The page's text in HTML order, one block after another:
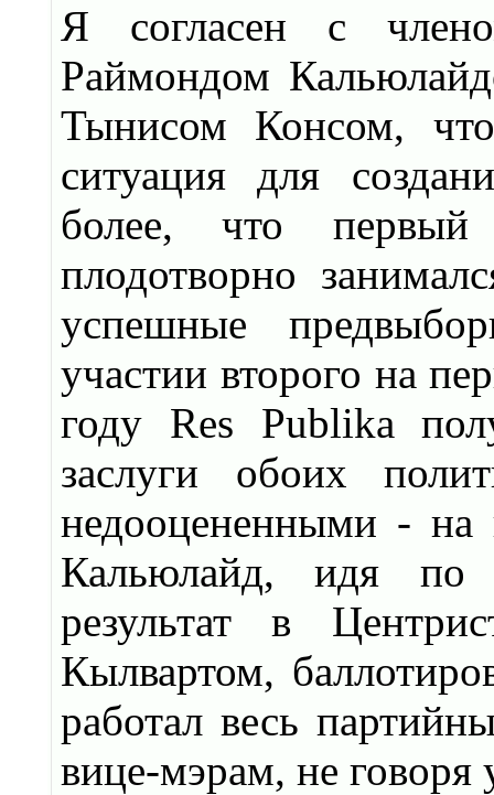
Я согласен с
Раймондом
Тынисом Консом,
ситуация для
более, что первый
плодотворно
успешные
участии второго на
году Res Publika
заслуги обоих
недооцененными -
Кальюлайд, идя по
результат в
Кылвартом,
работал весь
вице-мэрам, не